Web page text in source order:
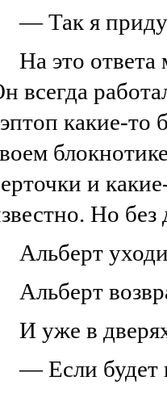
— Так я
На это ответа
всегда
какие-то
и
Но без
Альберт
Альберт
И уже в
— Если будет